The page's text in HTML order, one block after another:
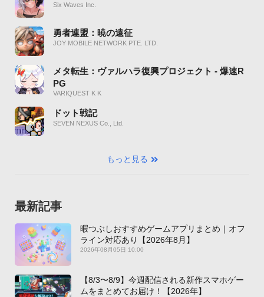
Six Waves Inc.
勇者連盟：暁の遠征
JOY MOBILE NETWORK PTE. LTD.
メタ転生：ヴァルハラ復興プロジェクト - 爆速R
PG
VARIQUEST K K
ドット戦記
SEVEN NEXUS Co., Ltd.
もっと見る
最新記事
暇つぶしおすすめゲームアプリまとめ｜オフ
ライン対応あり【2026年8月】
2026年08月05日 10:00
【8/3〜8/9】今週配信される新作スマホゲー
ムをまとめてお届け！【2026年】